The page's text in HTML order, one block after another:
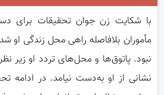
با شکایت زن جوان تحقیقات برای
مأموران بلافاصله راهی محل زندگی او
نبود. پاتوق‌ها و محل‌های تردد او زیر
نشانی از او به‌دست نیامد. در